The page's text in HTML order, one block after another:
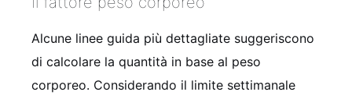
Alcune linee guida più dettagliate suggeriscono
di calcolare la quantità in base al peso
corporeo. Considerando il limite settimanale